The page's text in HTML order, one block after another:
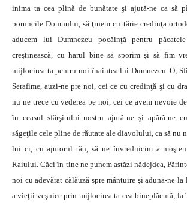
inima ta cea plină de bunătate şi ajută-ne ca să
poruncile Domnului, să ţinem cu tărie credinţa
aducem lui Dumnezeu pocăinţă pentru
creştinească, cu harul bine să sporim şi să fim
mijlocirea ta pentru noi înaintea lui Dumnezeu. O,
Serafime, auzi-ne pre noi, cei ce cu credinţă şi cu
nu ne trece cu vederea pe noi, cei ce avem nevoie
în ceasul sfârşitului nostru ajută-ne şi apără-ne
săgeţile cele pline de răutate ale diavolului, ca să nu
lui ci, cu ajutorul tău, să ne învrednicim a
Raiului. Căci în tine ne punem astăzi nădejdea,
noi cu adevărat călăuză spre mântuire şi adună-ne la
a vieţii veşnice prin mijlocirea ta cea bineplăcută,